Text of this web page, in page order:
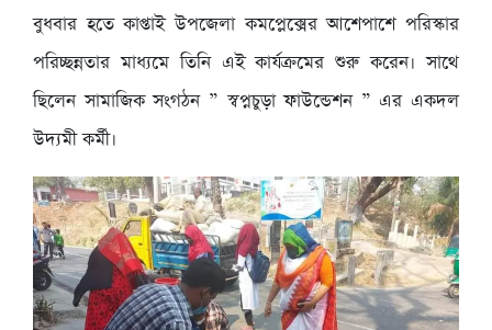
বুধবার হতে কাপ্তাই উপজেলা কমপ্লেক্সের আশেপাশে পরিস্কার
পরিচ্ছন্নতার মাধ্যমে তিনি এই কার্যক্রমের শুরু করেন। সাথে
ছিলেন সামাজিক সংগঠন ” স্বপ্নচুড়া ফাউন্ডেশন ” এর একদল
উদ্যমী কর্মী।